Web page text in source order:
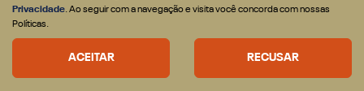
ESSA OFERTA ACABA EM29 DIAS
Privacidade. Ao seguir com a navegação e visita você concorda com nossas
Políticas.
ACEITAR RECUSAR